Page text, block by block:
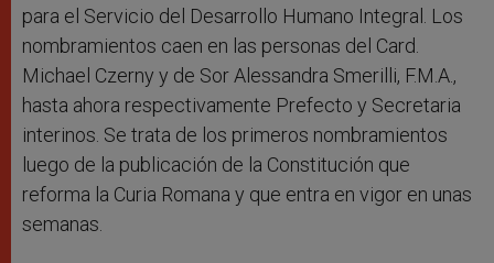
para el Servicio del Desarrollo Humano Integral. Los
nombramientos caen en las personas del Card.
Michael Czerny y de Sor Alessandra Smerilli, F.M.A.,
hasta ahora respectivamente Prefecto y Secretaria
interinos. Se trata de los primeros nombramientos
luego de la publicación de la Constitución que
reforma la Curia Romana y que entra en vigor en unas
semanas.